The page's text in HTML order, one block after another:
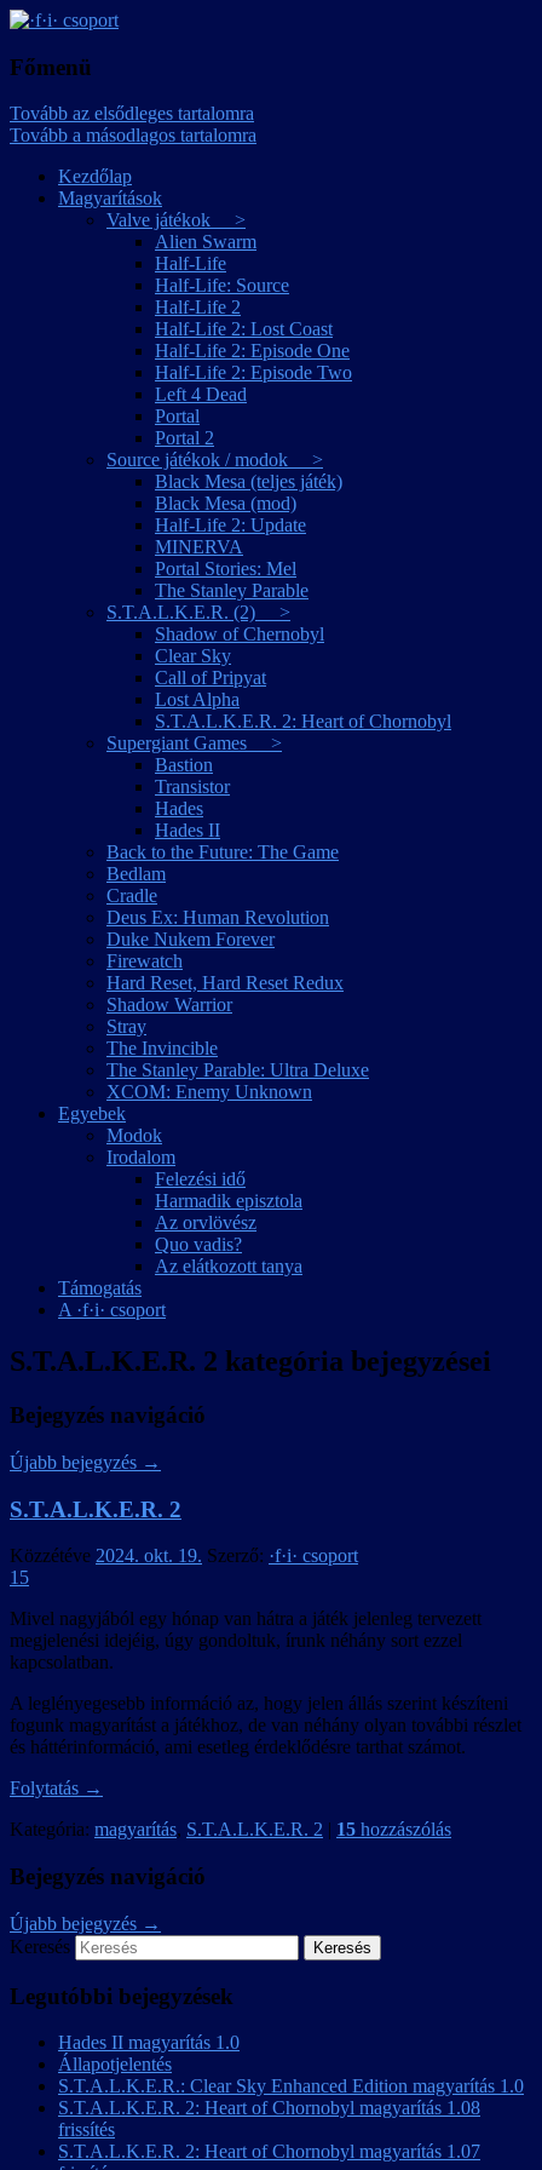
·f·i· csoport
Főmenü
Tovább az elsődleges tartalomra
Tovább a másodlagos tartalomra
Kezdőlap
Magyarítások
Valve játékok >
Alien Swarm
Half-Life
Half-Life: Source
Half-Life 2
Half-Life 2: Lost Coast
Half-Life 2: Episode One
Half-Life 2: Episode Two
Left 4 Dead
Portal
Portal 2
Source játékok / modok >
Black Mesa (teljes játék)
Black Mesa (mod)
Half-Life 2: Update
MINERVA
Portal Stories: Mel
The Stanley Parable
S.T.A.L.K.E.R. (2) >
Shadow of Chernobyl
Clear Sky
Call of Pripyat
Lost Alpha
S.T.A.L.K.E.R. 2: Heart of Chornobyl
Supergiant Games >
Bastion
Transistor
Hades
Hades II
Back to the Future: The Game
Bedlam
Cradle
Deus Ex: Human Revolution
Duke Nukem Forever
Firewatch
Hard Reset, Hard Reset Redux
Shadow Warrior
Stray
The Invincible
The Stanley Parable: Ultra Deluxe
XCOM: Enemy Unknown
Egyebek
Modok
Irodalom
Felezési idő
Harmadik episztola
Az orvlövész
Quo vadis?
Az elátkozott tanya
Támogatás
A ·f·i· csoport
S.T.A.L.K.E.R. 2 kategória bejegyzései
Bejegyzés navigáció
Újabb bejegyzés →
S.T.A.L.K.E.R. 2
Közzétéve 2024. okt. 19. Szerző: ·f·i· csoport
15
Mivel nagyjából egy hónap van hátra a játék jelenleg tervezett
megjelenési idejéig, úgy gondoltuk, írunk néhány sort ezzel
kapcsolatban.
A leglényegesebb információ az, hogy jelen állás szerint készíteni
fogunk magyarítást a játékhoz, de van néhány olyan további részlet
és háttérinformáció, ami esetleg érdeklődésre tarthat számot.
Folytatás →
Kategória: magyarítás, S.T.A.L.K.E.R. 2 | 15 hozzászólás
Bejegyzés navigáció
Újabb bejegyzés →
Keresés
Legutóbbi bejegyzések
Hades II magyarítás 1.0
Állapotjelentés
S.T.A.L.K.E.R.: Clear Sky Enhanced Edition magyarítás 1.0
S.T.A.L.K.E.R. 2: Heart of Chornobyl magyarítás 1.08
frissítés
S.T.A.L.K.E.R. 2: Heart of Chornobyl magyarítás 1.07